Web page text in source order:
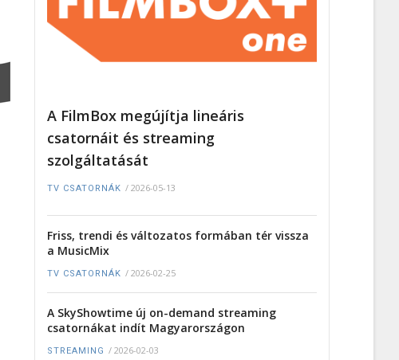
A FilmBox megújítja lineáris
csatornáit és streaming
szolgáltatását
TV CSATORNÁK / 2026-05-13
Friss, trendi és változatos formában tér vissza
a MusicMix
TV CSATORNÁK / 2026-02-25
A SkyShowtime új on-demand streaming
csatornákat indít Magyarországon
STREAMING / 2026-02-03